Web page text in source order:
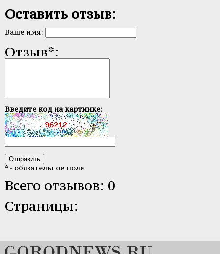
Оставить отзыв:
Ваше имя:
Отзыв*:
Введите код на картинке:
* - обязательное поле
Всего отзывов: 0
Страницы: